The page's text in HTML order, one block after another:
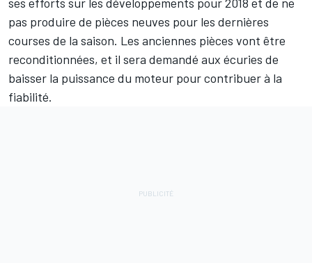
pas produire de pièces neuves pour les dernières
courses de la saison. Les anciennes pièces vont être
reconditionnées, et il sera demandé aux écuries de
baisser la puissance du moteur pour contribuer à la
fiabilité.